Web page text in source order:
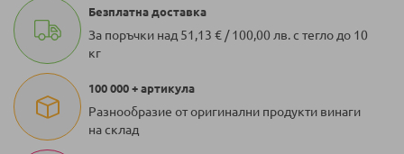
Безплатна доставка
За поръчки над 51,13 € / 100,00 лв. с тегло до 10
кг
100 000 + артикула
Разнообразие от оригинални продукти винаги
на склад